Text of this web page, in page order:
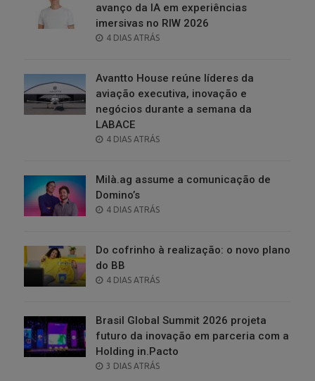
avanço da IA em experiências
imersivas no RIW 2026
POSTED
4 DIAS ATRÁS
Avantto House reúne líderes da
aviação executiva, inovação e
negócios durante a semana da
LABACE
POSTED
4 DIAS ATRÁS
Milà.ag assume a comunicação de
Domino’s
POSTED
4 DIAS ATRÁS
Do cofrinho à realização: o novo plano
do BB
POSTED
4 DIAS ATRÁS
Brasil Global Summit 2026 projeta
futuro da inovação em parceria com a
Holding in.Pacto
POSTED
3 DIAS ATRÁS